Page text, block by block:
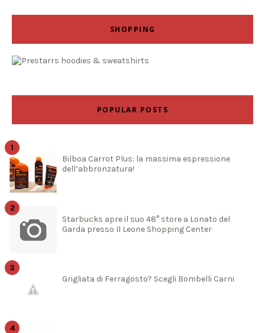
SHOPPING
POPULAR POSTS
Bilboa Carrot Plus: la massima espressione
dell’abbronzatura!
Starbucks apre il suo 48° store a Lonato del
Garda presso Il Leone Shopping Center
Grigliata di Ferragosto? Scegli Bombelli Carni